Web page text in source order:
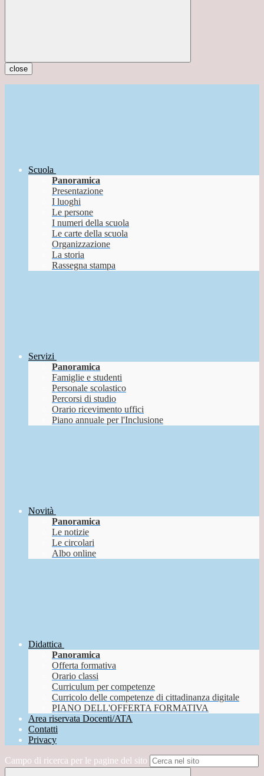
close
Scuola
Panoramica
Presentazione
I luoghi
Le persone
I numeri della scuola
Le carte della scuola
Organizzazione
La storia
Rassegna stampa
Servizi
Panoramica
Famiglie e studenti
Personale scolastico
Percorsi di studio
Orario ricevimento uffici
Piano annuale per l'Inclusione
Novità
Panoramica
Le notizie
Le circolari
Albo online
Didattica
Panoramica
Offerta formativa
Orario classi
Curriculum per competenze
Curricolo delle competenze di cittadinanza digitale
PIANO DELL'OFFERTA FORMATIVA
Area riservata Docenti/ATA
Contatti
Privacy
Campo di ricerca per le pagine del sito